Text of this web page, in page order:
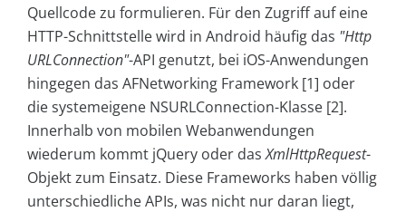
Quellcode zu formulieren. Für den Zugriff auf eine
HTTP-Schnittstelle wird in Android häufig das "Http
URLConnection"-API genutzt, bei iOS-Anwendungen
hingegen das AFNetworking Framework [1] oder
die systemeigene NSURLConnection-Klasse [2].
Innerhalb von mobilen Webanwendungen
wiederum kommt jQuery oder dasXmlHttpRequest-
Objekt zum Einsatz. Diese Frameworks haben völlig
unterschiedliche APIs, was nicht nur daran liegt,